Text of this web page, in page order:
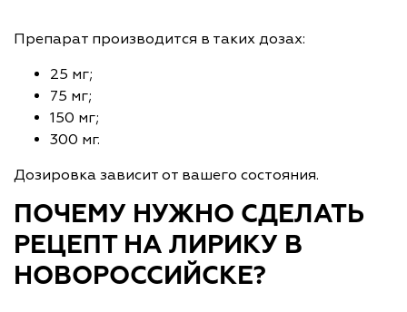
Препарат производится в таких дозах:
25 мг;
75 мг;
150 мг;
300 мг.
Дозировка зависит от вашего состояния.
ПОЧЕМУ НУЖНО СДЕЛАТЬ
РЕЦЕПТ НА ЛИРИКУ В
НОВОРОССИЙСКЕ?